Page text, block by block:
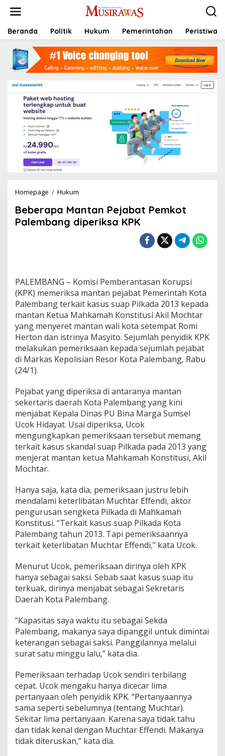
t
Beranda Politik Hukum Pemerintahan Peristiwa
Homepage / Hukum
b
e
r
n
a
n
P
e
j
a
b
a
e
m
k
o
t
P
a
l
e
a
n
g
d
i
p
e
i
k
s
a
K
K
Beberapa Mantan Pejabat Pemkot
Palembang diperiksa KPK
PALEMBANG – Komisi Pemberantasan Korupsi
(KPK) memeriksa mantan pejabat Pemerintah Kota
Palembang terkait kasus suap Pilkada 2013 kepada
mantan Ketua Mahkamah Konstitusi Akil Mochtar
yang menyeret mantan wali kota setempat Romi
Herton dan istrinya Masyito. Sejumlah penyidik KPK
melakukan pemeriksaan kepada sejumlah pejabat
di Markas Kepolisian Resor Kota Palembang, Rabu
(24/1).
Pejabat yang diperiksa di antaranya mantan
sekertaris daerah Kota Palembang yang kini
menjabat Kepala Dinas PU Bina Marga Sumsel
Ucok Hidayat. Usai diperiksa, Ucok
mengungkapkan pemeriksaan tersebut memang
terkait kasus skandal suap Pilkada pada 2013 yang
menjerat mantan ketua Mahkamah Konstitusi, Akil
Mochtar.
Hanya saja, kata dia, pemeriksaan justru lebih
mendalami keterlibatan Muchtar Effendi, aktor
pengurusan sengketa Pilkada di Mahkamah
Konstitusi. “Terkait kasus suap Pilkada Kota
Palembang tahun 2013. Tapi pemeriksaannya
terkait keterlibatan Muchtar Effendi,” kata Ucok.
Menurut Ucok, pemeriksaan dirinya oleh KPK
hanya sebagai saksi. Sebab saat kasus suap itu
terkuak, dirinya menjabat sebagai Sekretaris
Daerah Kota Palembang.
“Kapasitas saya waktu itu sebagai Sekda
Palembang, makanya saya dipanggil untuk dimintai
keterangan sebagai saksi. Panggilannya melalui
surat satu minggu lalu,” kata dia.
Pemeriksaan terhadap Ucok sendiri terbilang
cepat. Ucok mengaku hanya dicecar lima
pertanyaan oleh penyidik KPK. “Pertanyaannya
sama seperti sebelumnya (tentang Muchtar).
Sekitar lima pertanyaan. Karena saya tidak tahu
dan tidak kenal dengan Muchtar Effendi. Makanya
tidak diteruskan,” kata dia.